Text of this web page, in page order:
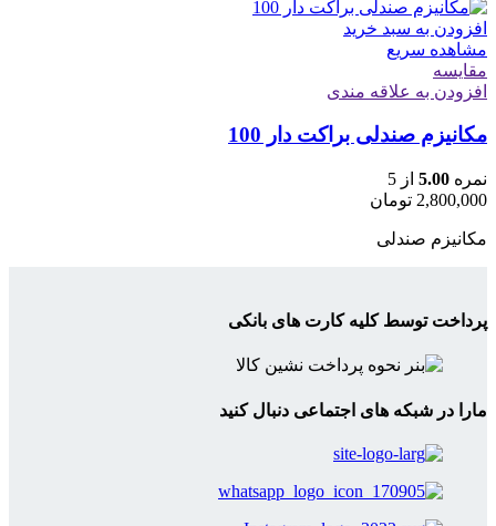
افزودن به سبد خرید
مشاهده سریع
مقایسه
افزودن به علاقه مندی
مکانیزم صندلی براکت دار 100
نمره 5.00 از 5
2,800,000 تومان
مکانیزم صندلی
پرداخت توسط کلیه کارت های بانکی
مارا در شبکه های اجتماعی دنبال کنید